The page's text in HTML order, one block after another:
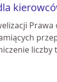
liczby